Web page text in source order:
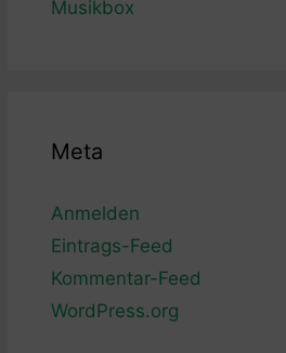
Musikbox
Meta
Anmelden
Eintrags-Feed
Kommentar-Feed
WordPress.org